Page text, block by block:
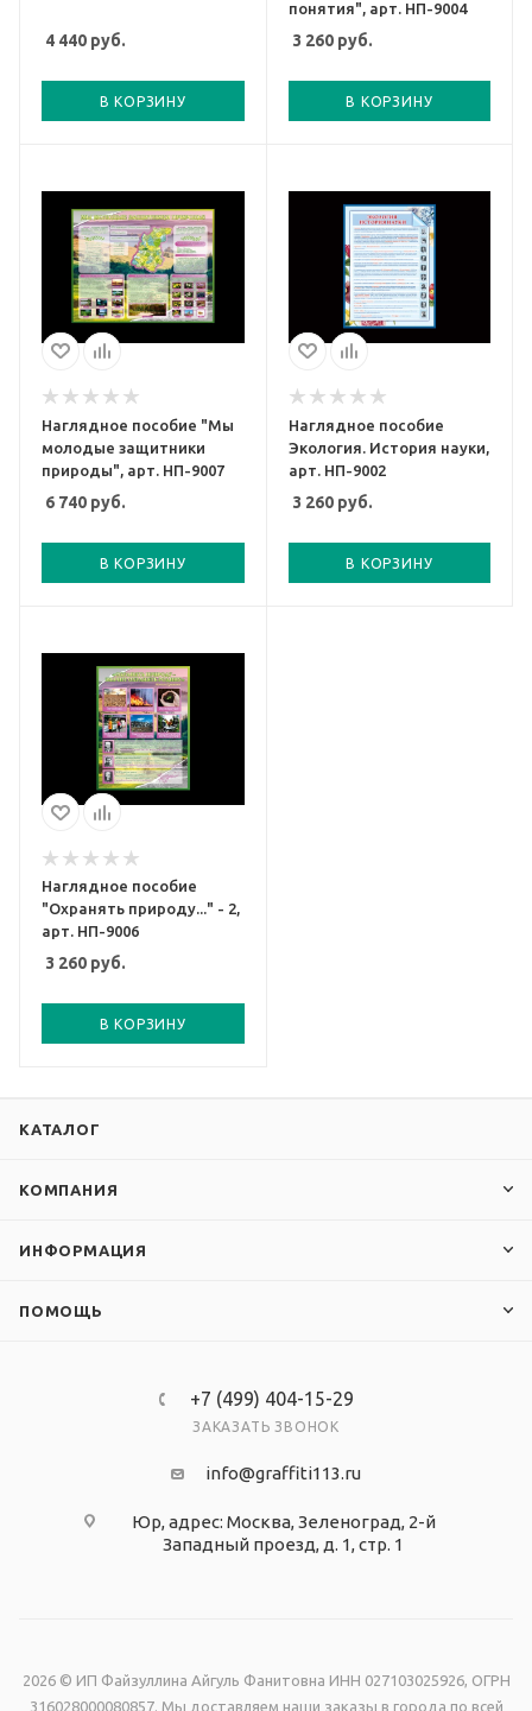
4 440 руб.
В КОРЗИНУ
понятия", арт. НП-9004
3 260руб.
В КОРЗИНУ
Наглядное пособие "Мы
молодые защитники
природы", арт. НП-9007
6 740 руб.
В КОРЗИНУ
Наглядное пособие
Экология. История науки,
арт. НП-9002
3 260руб.
В КОРЗИНУ
Наглядное пособие
"Охранять природу..." - 2,
арт. НП-9006
3 260 руб.
В КОРЗИНУ
КАТАЛОГ
КОМПАНИЯ
ИНФОРМАЦИЯ
ПОМОЩЬ
+7 (499) 404-15-29
ЗАКАЗАТЬ ЗВОНОК
info@graffiti113.ru
Юр, адрес: Москва, Зеленоград, 2-й
Западный проезд, д. 1, стр. 1
2026 © ИП Файзуллина Айгуль Фанитовна ИНН 027103025926, ОГРН
316028000080857. Мы доставляем наши заказы в города по всей